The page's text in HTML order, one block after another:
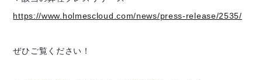
https://www.holmescloud.com/news/press-release/2535/
ぜひご覧ください！